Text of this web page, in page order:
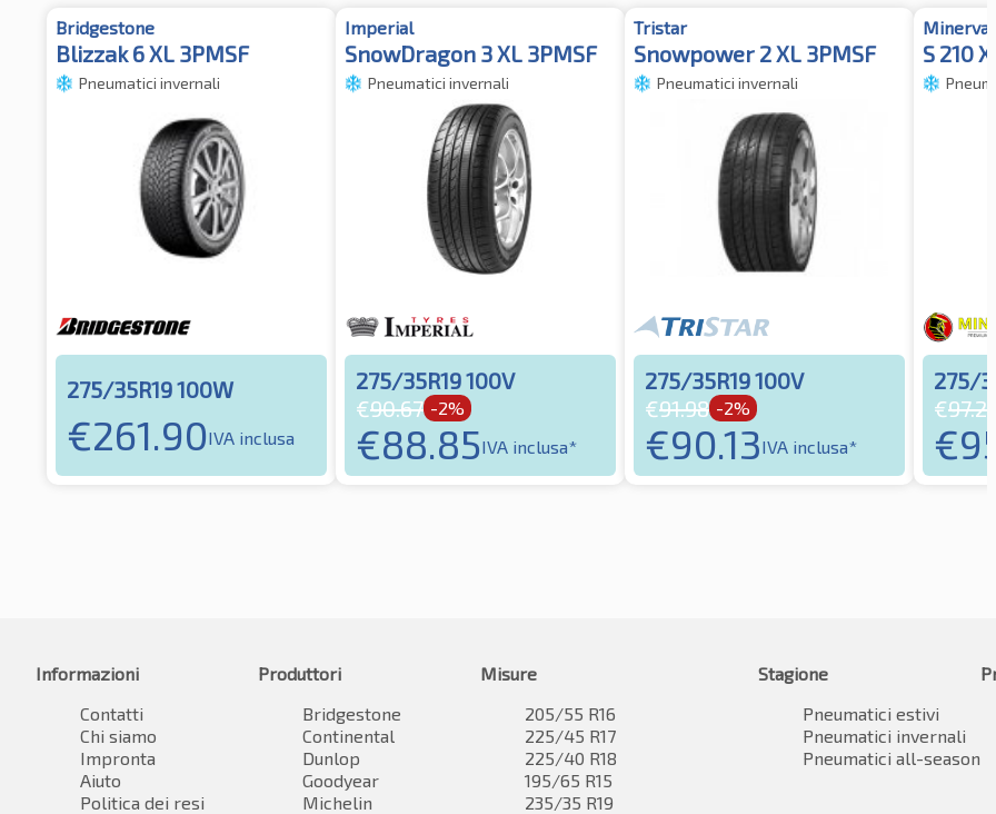
Bridgestone
Blizzak 6 XL 3PMSF
Pneumatici invernali
275/35R19 100W
€261.90IVA inclusa
Imperial
SnowDragon 3 XL 3PMSF
Pneumatici invernali
275/35R19 100V
€90.67 -2%
€88.85IVA inclusa*
Tristar
Snowpower 2 XL 3PMSF
Pneumatici invernali
275/35R19 100V
€91.98 -2%
€90.13IVA inclusa*
Minerva
S 210 XL
275/
€97.20
€
Informazioni
Contatti
Chi siamo
Impronta
Aiuto
Politica dei resi
Produttori
Bridgestone
Continental
Dunlop
Goodyear
Michelin
Misure
205/55 R16
225/45 R17
225/40 R18
195/65 R15
235/35 R19
Stagione
Pneumatici estivi
Pneumatici invernali
Pneumatici all-season